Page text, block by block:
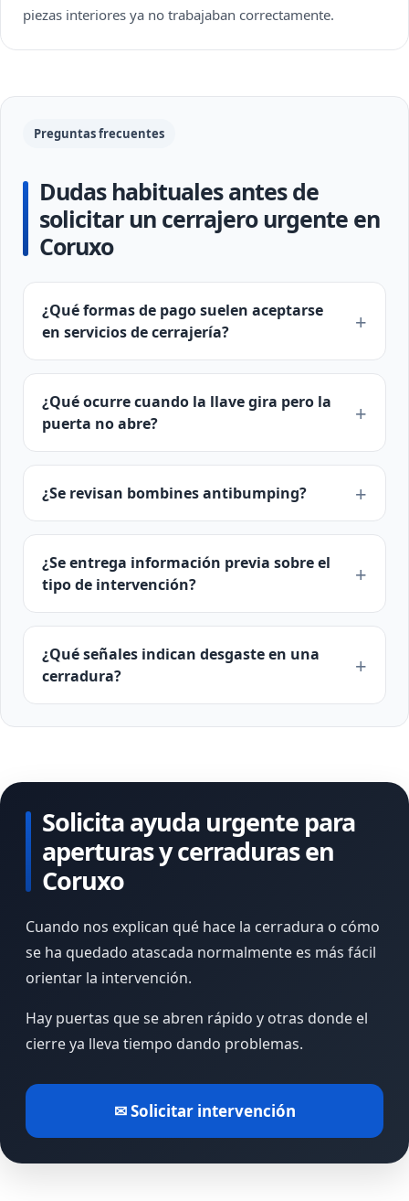
piezas interiores ya no trabajaban correctamente.
Preguntas frecuentes
Dudas habituales antes de
solicitar un cerrajero urgente en
Coruxo
¿Qué formas de pago suelen aceptarse
en servicios de cerrajería?
¿Qué ocurre cuando la llave gira pero la
puerta no abre?
¿Se revisan bombines antibumping?
¿Se entrega información previa sobre el
tipo de intervención?
¿Qué señales indican desgaste en una
cerradura?
Solicita ayuda urgente para
aperturas y cerraduras en
Coruxo
Cuando nos explican qué hace la cerradura o cómo
se ha quedado atascada normalmente es más fácil
orientar la intervención.
Hay puertas que se abren rápido y otras donde el
cierre ya lleva tiempo dando problemas.
✉ Solicitar intervención